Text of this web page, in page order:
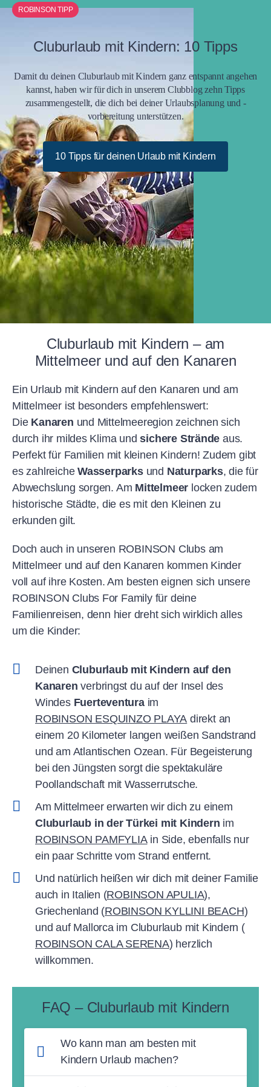
ROBINSON TIPP
Cluburlaub mit Kindern: 10 Tipps
Damit du deinen Cluburlaub mit Kindern ganz entspannt angehen
kannst, haben wir für dich in unserem Clubblog zehn Tipps
zusammengestellt, die dich bei deiner Urlaubsplanung und -
vorbereitung unterstützen.
10 Tipps für deinen Urlaub mit Kindern
Cluburlaub mit Kindern – am
Mittelmeer und auf den Kanaren
Ein Urlaub mit Kindern auf den Kanaren und am
Mittelmeer ist besonders empfehlenswert:
Die Kanaren und Mittelmeeregion zeichnen sich
durch ihr mildes Klima undsichere Strände aus.
Perfekt für Familien mit kleinen Kindern! Zudem gibt
es zahlreicheWasserparksund Naturparks, die für
Abwechslung sorgen. Am Mittelmeer locken zudem
historische Städte, die es mit den Kleinen zu
erkunden gilt.
Doch auch in unseren ROBINSON Clubs am
Mittelmeer und auf den Kanaren kommen Kinder
voll auf ihre Kosten. Am besten eignen sich unsere
ROBINSON Clubs For Family für deine
Familienreisen, denn hier dreht sich wirklich alles
um die Kinder:
Deinen Cluburlaub mit Kindern auf den
Kanaren verbringst du auf der Insel des
Windes Fuerteventura im
ROBINSON ESQUINZO PLAYA direkt an
einem 20 Kilometer langen weißen Sandstrand
und am Atlantischen Ozean. Für Begeisterung
bei den Jüngsten sorgt die spektakuläre
Poollandschaft mit Wasserrutsche.
Am Mittelmeer erwarten wir dich zu einem
Cluburlaub in der Türkei mit Kindern im
ROBINSON PAMFYLIAin Side, ebenfalls nur
ein paar Schritte vom Strand entfernt.
Und natürlich heißen wir dich mit deiner Familie
auch in Italien (ROBINSON APULIA),
Griechenland (ROBINSON KYLLINI BEACH)
und auf Mallorca im Cluburlaub mit Kindern (
ROBINSON CALA SERENA) herzlich
willkommen.
FAQ – Cluburlaub mit Kindern
Wo kann man am besten mit
Kindern Urlaub machen?